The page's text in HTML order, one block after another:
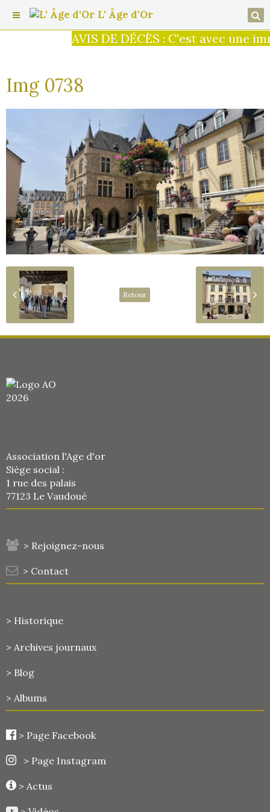
AVIS DE DÉCÈS : C'est avec une
L' Âge d'Or
Img 0738
Retour
Association l'Age d'or
Siège social :
1 rue des palais
77123 Le Vaudoué
> Rejoignez-nous
> Contact
> Historique
> Archives journaux
> Blog
> Albums
> Page Facebook
> Page Instagram
> Actus